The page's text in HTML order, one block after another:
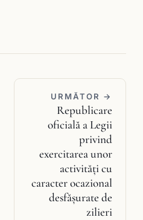
URMĂTOR →
Republicare
oficială a Legii
privind
exercitarea unor
activităţi cu
caracter ocazional
desfăşurate de
zilieri